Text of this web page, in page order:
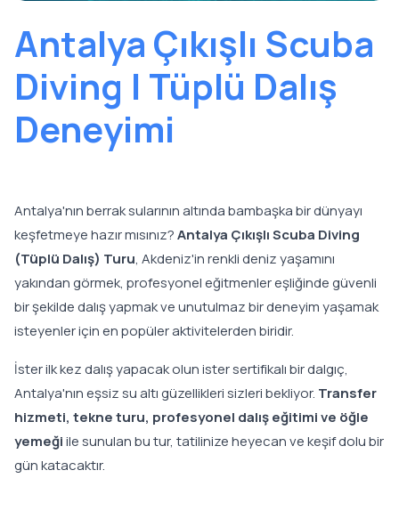
Antalya Çıkışlı Scuba
Diving | Tüplü Dalış
Deneyimi
Antalya'nın berrak sularının altında bambaşka bir dünyayı
keşfetmeye hazır mısınız?Antalya Çıkışlı Scuba Diving
(Tüplü Dalış) Turu, Akdeniz'in renkli deniz yaşamını
yakından görmek, profesyonel eğitmenler eşliğinde güvenli
bir şekilde dalış yapmak ve unutulmaz bir deneyim yaşamak
isteyenler için en popüler aktivitelerden biridir.
İster ilk kez dalış yapacak olun ister sertifikalı bir dalgıç,
Antalya'nın eşsiz su altı güzellikleri sizleri bekliyor. Transfer
hizmeti, tekne turu, profesyonel dalış eğitimi ve öğle
yemeğiile sunulan bu tur, tatilinize heyecan ve keşif dolu bir
gün katacaktır.